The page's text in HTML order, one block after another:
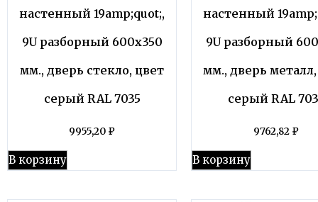
настенный 19amp;quot;,
9U разборный 600х350
мм., дверь стекло, цвет
серый RAL 7035
9955,20 ₽
В корзину
настенный
9U разборный
мм., дверь
серый RAL
9762,82 ₽
В корзину